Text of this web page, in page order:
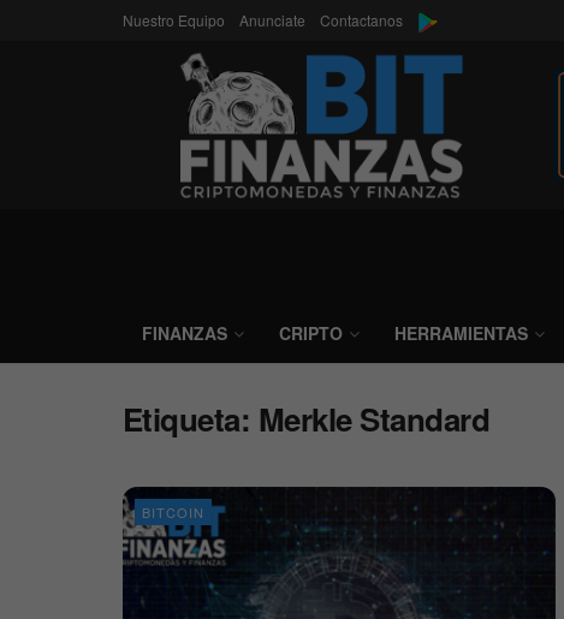
Nuestro Equipo Anunciate Contactanos
FINANZAS CRIPTO HERRAMIENTAS
Etiqueta: Merkle Standard
BITCOIN